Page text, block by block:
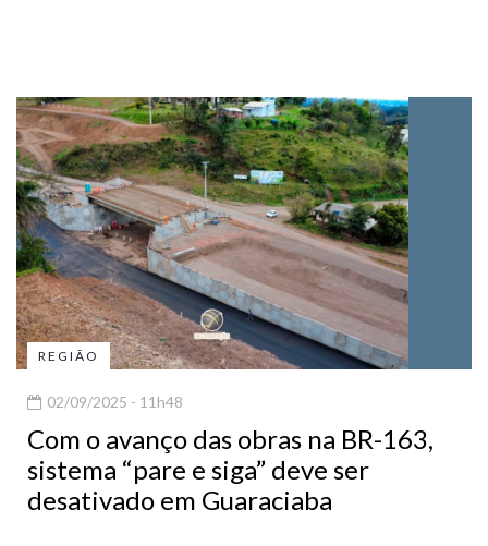
REGIÃO
02/09/2025 - 11h48
Com o avanço das obras na BR-163,
sistema “pare e siga” deve ser
desativado em Guaraciaba